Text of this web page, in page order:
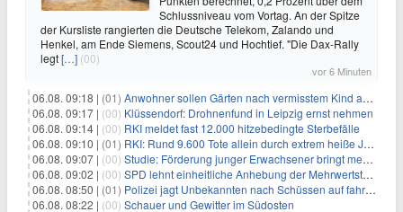
Schlussniveau vom Vortag. An der Spitze
der Kursliste rangierten die Deutsche Telekom, Zalando und
Henkel, am Ende Siemens, Scout24 und Hochtief. "Die Dax-Rally
legt[…] (00)
vor 6 Minuten
06.08. 09:18 | (01) Anwohner sollen Gärten nach vermisstem Kind absuchen
06.08. 09:17 | (00) Klüssendorf: Drohnenfund in Leipzig ernst nehmen
06.08. 09:14 | (00) RKI meldet fast 12.000 hitzebedingte Sterbefälle
06.08. 09:10 | (01) RKI: Rund 9.600 Tote allein durch extrem heiße Juni-Woche
06.08. 09:07 | (00) Studie: Förderung junger Erwachsener bringt mehr als bei Älteren
06.08. 09:02 | (00) SPD lehnt einheitliche Anhebung der Mehrwertsteuer ab
06.08. 08:50 | (01) Polizei jagt Unbekannten nach Schüssen auf fahrendes Auto
06.08. 08:22 | (00) Schauer und Gewitter im Südosten